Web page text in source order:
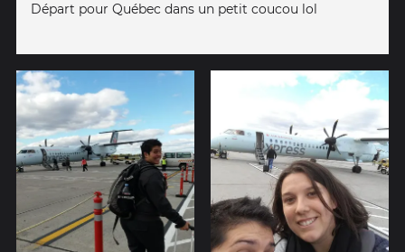
Départ pour Québec dans un petit coucou lol